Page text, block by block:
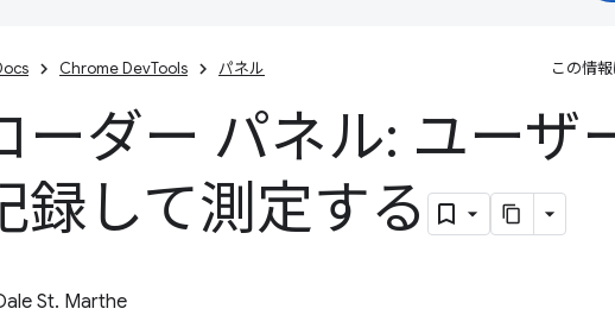
Chrome DevTools パネル この情
ーダー パネル: ユーザ
録して測定する
St. Marthe